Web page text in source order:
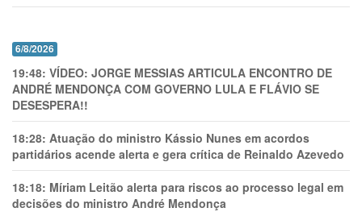
6/8/2026
19:48: VÍDEO: JORGE MESSIAS ARTICULA ENCONTRO DE
ANDRÉ MENDONÇA COM GOVERNO LULA E FLÁVIO SE
DESESPERA!!
18:28: Atuação do ministro Kássio Nunes em acordos
partidários acende alerta e gera crítica de Reinaldo Azevedo
18:18: Míriam Leitão alerta para riscos ao processo legal em
decisões do ministro André Mendonça